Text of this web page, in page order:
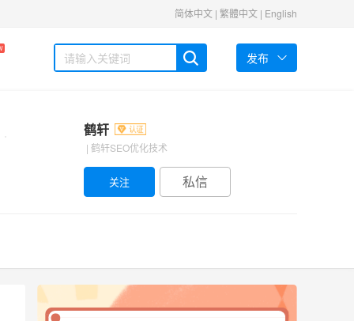
简体中文 | 繁體中文 | English
发布
鹤轩
| 鹤轩SEO优化技术
私信